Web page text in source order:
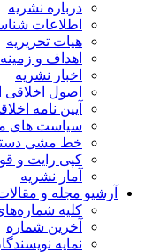
درباره نشریه
اطلاعات
هیات تحریریه
اهداف و
اخبار نشریه
اصول اخلاقی
آیین نامه
سیاست های
خط مشی
کپی رایت و
آمار نشریه
آرشیو مجله و
کلیه
آخرین شماره
نمایه